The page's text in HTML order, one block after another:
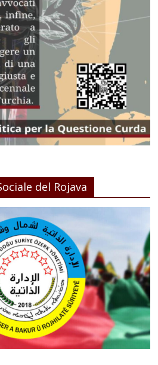
del Rojava